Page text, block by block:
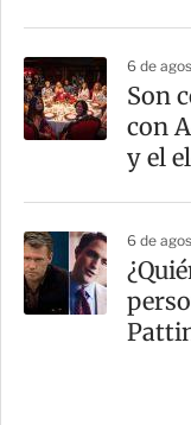
6 de
Son
con
y el
6 de